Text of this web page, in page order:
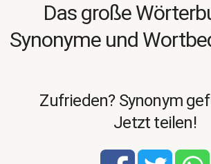
Das große
Synonyme und
Zufrieden? Synonym
Jetzt teilen!